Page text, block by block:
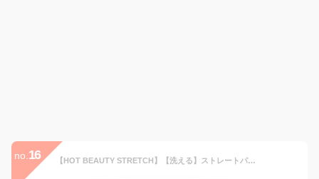
no. 16 【HOT BEAUTY STRETCH】【洗える】ストレートパンツ【sustainable】／ビス（VIS）